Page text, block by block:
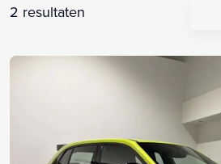
2 resultaten